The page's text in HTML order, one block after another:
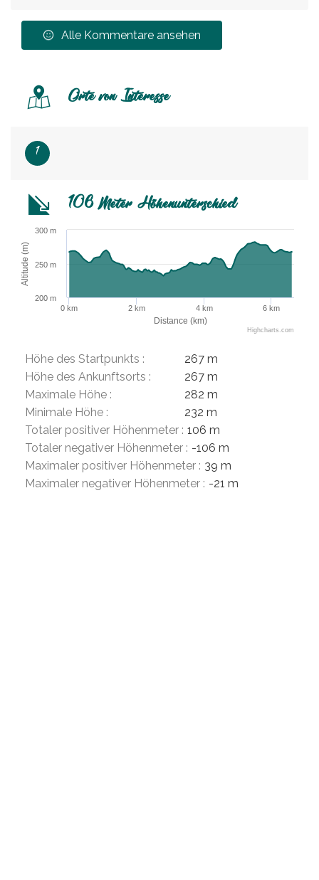
Alle Kommentare ansehen
Orte von Interesse
1
106 Meter Höhenunterschied
Distance (km)
Altitude (m)
0 km 2 km 4 km 6 km
250 m
300 m
200 m
Highcharts.com
Höhe des Startpunkts :
267 m
Höhe des Ankunftsorts :
267 m
Maximale Höhe :
282 m
Minimale Höhe :
232 m
Totaler positiver Höhenmeter : 106 m
Totaler negativer Höhenmeter : -106 m
Maximaler positiver Höhenmeter : 39 m
Maximaler negativer Höhenmeter : -21 m